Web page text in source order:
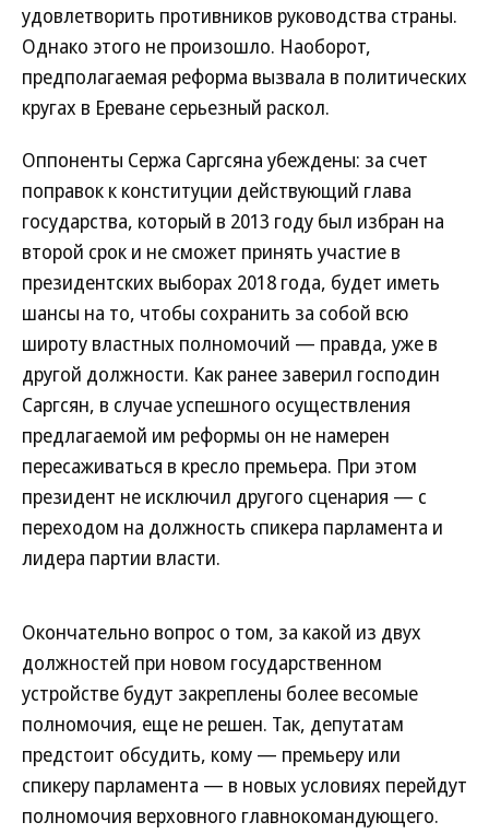
удовлетворить противников руководства страны.
Однако этого не произошло. Наоборот,
предполагаемая реформа вызвала в политических
кругах в Ереване серьезный раскол.
Оппоненты Сержа Саргсяна убеждены: за счет
поправок к конституции действующий глава
государства, который в 2013 году был избран на
второй срок и не сможет принять участие в
президентских выборах 2018 года, будет иметь
шансы на то, чтобы сохранить за собой всю
широту властных полномочий — правда, уже в
другой должности. Как ранее заверил господин
Саргсян, в случае успешного осуществления
предлагаемой им реформы он не намерен
пересаживаться в кресло премьера. При этом
президент не исключил другого сценария — с
переходом на должность спикера парламента и
лидера партии власти.
Окончательно вопрос о том, за какой из двух
должностей при новом государственном
устройстве будут закреплены более весомые
полномочия, еще не решен. Так, депутатам
предстоит обсудить, кому — премьеру или
спикеру парламента — в новых условиях перейдут
полномочия верховного главнокомандующего.